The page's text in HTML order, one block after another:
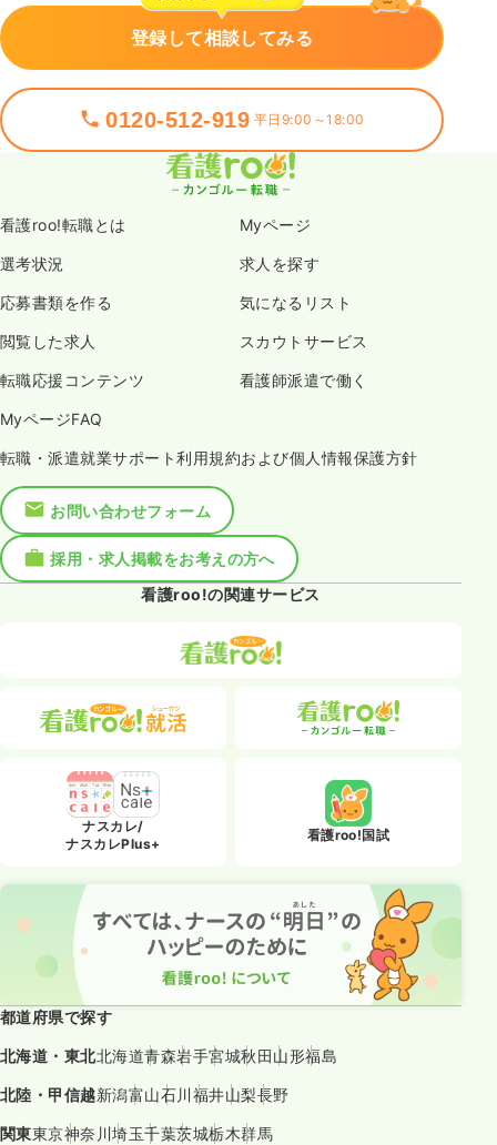
お問い合わせください
8:45～17:00（休憩45分）
気になる 詳細を見る
夜勤のみ（パート）
時間
（休憩45分）
ブランク可
詳細を見る
オペ室(手術室)正看護師 一般病院
日勤のみ（常勤）
給与 お問い合わせください
時間 8:45～17:00（休憩45分）
ブランク可
気になる
一時募集休止
給与 30.0万円〜/月
※一例
時間 8:45～17:00
4週8休以上
ブランク可
詳細を見る
夜勤のみ（常勤） 一時募集休止
給与 お問い合わせください
時間 16:45～9:00 （休憩45分）
気になる
登録して相談してみる
0120-512-919 平日9:00～18:00
看護roo!転職とは Myページ
選考状況 求人を探す
応募書類を作る 気になるリスト
閲覧した求人 スカウトサービス
転職応援コンテンツ 看護師派遣で働く
MyページFAQ
転職・派遣就業サポート利用規約および個人情報保護方針
お問い合わせフォーム
採用・求人掲載をお考えの方へ
看護roo!の関連サービス
ナスカレ/
ナスカレPlus+
看護roo!国試
都道府県で探す
北海道・東北北海道青森岩手宮城秋田山形福島
北陸・甲信越新潟富山石川福井山梨長野
関東東京神奈川埼玉千葉茨城栃木群馬